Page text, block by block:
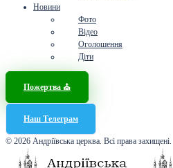
Новини
Фото
Відео
Оголошення
Діти
Пожертва ⛪️
Наш Телеграм
© 2026 Андріївська церква. Всі права захищені.